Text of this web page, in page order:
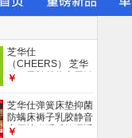
芝华仕
（CHEERS） 芝华
仕一元补差价专用链
10元
￥
芝华仕弹簧床垫抑菌
防螨床褥子乳胶静音
家用护脊睡感软硬适
￥